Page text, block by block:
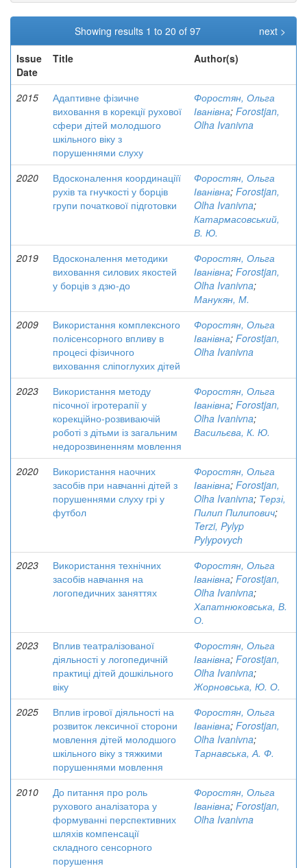
Showing results 1 to 20 of 97
next >
Issue
Date
Title Author(s)
2015
Адаптивне фізичне
виховання в корекції рухової
сфери дітей молодшого
шкільного віку з
порушеннями слуху
Форостян, Ольга
Іванівна; Forostjan,
Olha Ivanivna
2020
Вдосконалення координаціїї
рухів та гнучкості у борців
групи початкової підготовки
Форостян, Ольга
Іванівна; Forostjan,
Olha Ivanivna;
Катармасовський,
В. Ю.
2019
Вдосконалення методики
виховання силових якостей
у борців з дзю-до
Форостян, Ольга
Іванівна; Forostjan,
Olha Ivanivna;
Манукян, М.
2009
Використання комплексного
полісенсорного впливу в
процесі фізичного
виховання сліпоглухих дітей
Форостян, Ольга
Іванівна; Forostjan,
Olha Ivanivna
2023
Використання методу
пісочної ігротерапії у
корекційно-розвиваючій
роботі з дітьми із загальним
недорозвиненням мовлення
Форостян, Ольга
Іванівна; Forostjan,
Olha Ivanivna;
Васильєва, К. Ю.
2020
Використання наочних
засобів при навчанні дітей з
порушеннями слуху грі у
футбол
Форостян, Ольга
Іванівна; Forostjan,
Olha Ivanivna; Терзі,
Пилип Пилипович;
Terzi, Pylyp
Pylypovych
2023
Використання технічних
засобів навчання на
логопедичних заняттях
Форостян, Ольга
Іванівна; Forostjan,
Olha Ivanivna;
Хапатнюковська, В.
О.
2023
Вплив театралізованої
діяльності у логопедичній
практиці дітей дошкільного
віку
Форостян, Ольга
Іванівна; Forostjan,
Olha Ivanivna;
Жорновська, Ю. О.
2025
Вплив ігрової діяльності на
розвиток лексичної сторони
мовлення дітей молодшого
шкільного віку з тяжкими
порушеннями мовлення
Форостян, Ольга
Іванівна; Forostjan,
Olha Ivanivna;
Тарнавська, А. Ф.
2010
До питання про роль
рухового аналізатора у
формуванні перспективних
шляхів компенсації
складного сенсорного
порушення
Форостян, Ольга
Іванівна; Forostjan,
Olha Ivanivna